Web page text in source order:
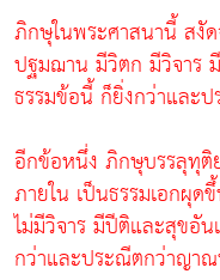
ภิกษุในพระศาสนานี้ สงั
ปฐมฌาน มีวิตก มีวิจาร
ธรรมข้อนี้ ก็ยิ่งกว่าและ
อีกข้อหนึ่ง ภิกษุบรรลุทุติ
ภายใน เป็นธรรมเอกผุด
ไม่มีวิจาร มีปีติและสุขอั
กว่าและประณีตกว่าญา